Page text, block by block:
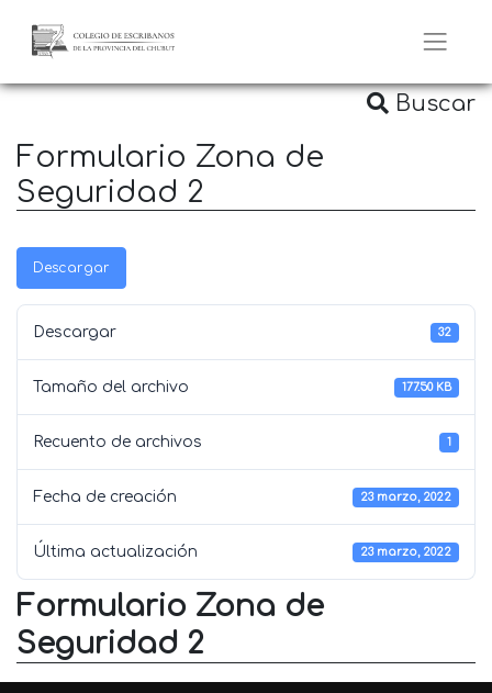
Buscar
Formulario Zona de
Seguridad 2
Descargar
Descargar 32
Tamaño del archivo 177.50 KB
Recuento de archivos 1
Fecha de creación 23 marzo, 2022
Última actualización 23 marzo, 2022
Formulario Zona de
Seguridad 2